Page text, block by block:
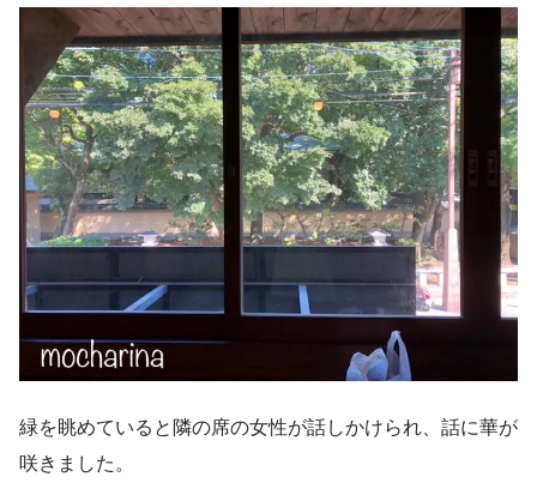
緑を眺めていると隣の席の女性が話しかけられ、話に華が
咲きました。